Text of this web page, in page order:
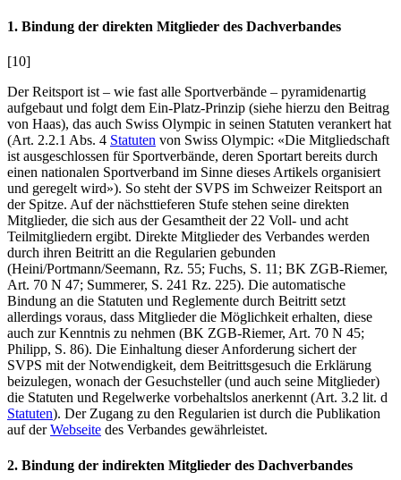
1. Bindung der direkten Mitglieder des Dachverbandes
[10]
Der Reitsport ist – wie fast alle Sportverbände – pyramidenartig
aufgebaut und folgt dem Ein-Platz-Prinzip (siehe hierzu den Beitrag
von Haas), das auch Swiss Olympic in seinen Statuten verankert hat
(Art. 2.2.1 Abs. 4 Statuten von Swiss Olympic: «Die Mitgliedschaft
ist ausgeschlossen für Sportverbände, deren Sportart bereits durch
einen nationalen Sportverband im Sinne dieses Artikels organisiert
und geregelt wird»). So steht der SVPS im Schweizer Reitsport an
der Spitze. Auf der nächsttieferen Stufe stehen seine direkten
Mitglieder, die sich aus der Gesamtheit der 22 Voll- und acht
Teilmitgliedern ergibt. Direkte Mitglieder des Verbandes werden
durch ihren Beitritt an die Regularien gebunden
(Heini/Portmann/Seemann, Rz. 55; Fuchs, S. 11; BK ZGB-Riemer,
Art. 70 N 47; Summerer, S. 241 Rz. 225). Die automatische
Bindung an die Statuten und Reglemente durch Beitritt setzt
allerdings voraus, dass Mitglieder die Möglichkeit erhalten, diese
auch zur Kenntnis zu nehmen (BK ZGB-Riemer, Art. 70 N 45;
Philipp, S. 86). Die Einhaltung dieser Anforderung sichert der
SVPS mit der Notwendigkeit, dem Beitrittsgesuch die Erklärung
beizulegen, wonach der Gesuchsteller (und auch seine Mitglieder)
die Statuten und Regelwerke vorbehaltslos anerkennt (Art. 3.2 lit. d
Statuten). Der Zugang zu den Regularien ist durch die Publikation
auf derWebseite des Verbandes gewährleistet.
2. Bindung der indirekten Mitglieder des Dachverbandes